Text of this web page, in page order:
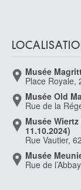
Musée
Place Royale,
Musée Old
Rue de la
Musée
11.10.2024)
Rue Vautier,
Musée
Rue de